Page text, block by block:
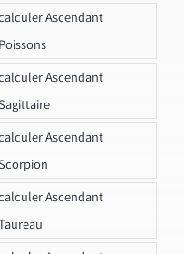
Ascendant
Poissons
Ascendant
Ascendant
Ascendant